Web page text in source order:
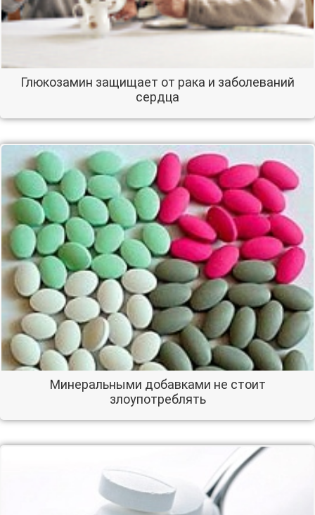
Глюкозамин защищает от рака и заболеваний
сердца
Минеральными добавками не стоит
злоупотреблять